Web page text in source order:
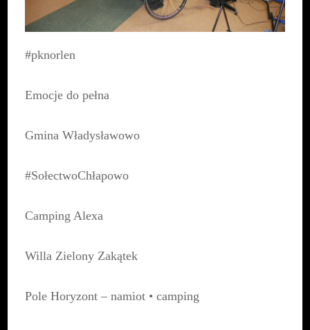
#pknorlen
Emocje do pełna
Gmina Władysławowo
#SołectwoChłapowo
Camping Alexa
Willa Zielony Zakątek
Pole Horyzont – namiot • camping